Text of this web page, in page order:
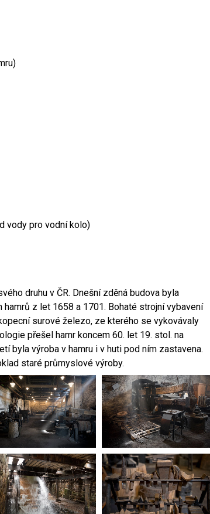
vody pro vodní kolo)
druhu v ČR. Dnešní zděná budova byla
z let 1658 a 1701. Bohaté strojní vybavení
surové železo, ze kterého se vykovávaly
přešel hamr koncem 60. let 19. stol. na
byla výroba v hamru i v huti pod ním zastavena.
staré průmyslové výroby.